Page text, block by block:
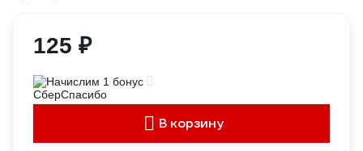
125 ₽
Начислим 1 бонус
В корзину